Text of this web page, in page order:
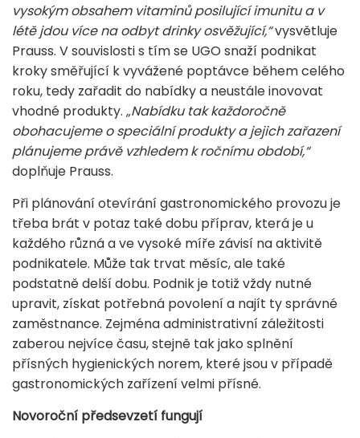
vysokým obsahem vitaminů posilující imunitu a v
létě jdou více na odbyt drinky osvěžující,“vysvětluje
Prauss. V souvislosti s tím se UGO snaží podnikat
kroky směřující k vyvážené poptávce během celého
roku, tedy zařadit do nabídky a neustále inovovat
vhodné produkty. „Nabídku tak každoročně
obohacujeme o speciální produkty a jejich zařazení
plánujeme právě vzhledem k ročnímu období,“
doplňuje Prauss.
Při plánování otevírání gastronomického provozu je
třeba brát v potaz také dobu příprav, která je u
každého různá a ve vysoké míře závisí na aktivitě
podnikatele. Může tak trvat měsíc, ale také
podstatně delší dobu. Podnik je totiž vždy nutné
upravit, získat potřebná povolení a najít ty správné
zaměstnance. Zejména administrativní záležitosti
zaberou nejvíce času, stejně tak jako splnění
přísných hygienických norem, které jsou v případě
gastronomických zařízení velmi přísné.
Novoroční předsevzetí fungují